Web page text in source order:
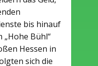
bis hinauf
„Hohe Bühl“
Hessen in
sich die